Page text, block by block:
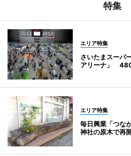
特集
エリア特集
さいたまスーパ
アリーナ」 480
エリア特集
毎日興業「つな
神社の原木で再